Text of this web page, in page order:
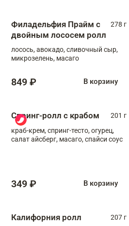
Филадельфия Прайм с
двойным лососем ролл
278 г
лосось, авокадо, сливочный сыр,
микрозелень, масаго
849 ₽ В корзину
Спринг-ролл с крабом
201 г
краб-крем, спринг-тесто, огурец,
салат айсберг, масаго, спайси соус
349 ₽ В корзину
Калифорния ролл 207 г